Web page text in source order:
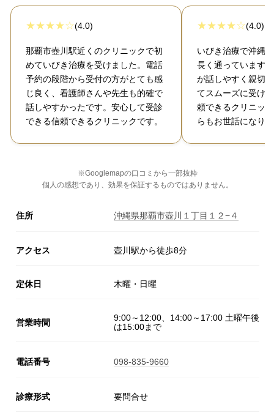
(4.0)
那覇市壺川駅近くのクリニックで初
めていびき治療を受けました。電話
予約の段階から受付の方がとても感
じ良く、看護師さんや先生も的確で
話しやすかったです。安心して受診
できる信頼できるクリニックです。
(4.0)
いびき治療で沖縄
長く通っています
が話しやすく親切
てスムーズに受け
頼できるクリニッ
らもお世話になり
※Googlemapの口コミから一部抜粋
個人の感想であり、効果を保証するものではありません。
住所 沖縄県那覇市壺川１丁目１２−４
アクセス 壺川駅から徒歩8分
定休日 木曜・日曜
営業時間
9:00～12:00、14:00～17:00 土曜午後
は15:00まで
電話番号 098-835-9660
診療形式 要問合せ